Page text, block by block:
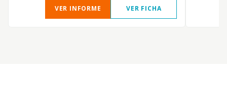
VER INFORME VER FICHA